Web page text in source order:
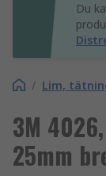
Du
/ Lim,
3M
25mm